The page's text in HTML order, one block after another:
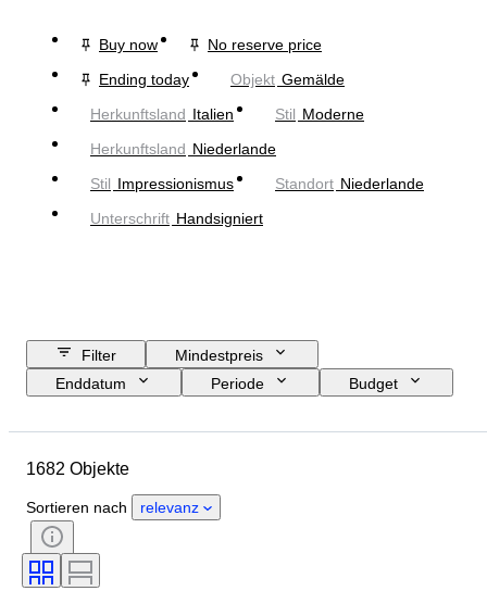
Buy now
No reserve price
Ending today
Objekt Gemälde
Herkunftsland Italien Stil Moderne
Herkunftsland Niederlande
Stil Impressionismus Standort Niederlande
Unterschrift Handsigniert
Filter
Mindestpreis
Enddatum
Periode
Budget
Objekt
Technik
1682 Objekte
Sortieren nach relevanz